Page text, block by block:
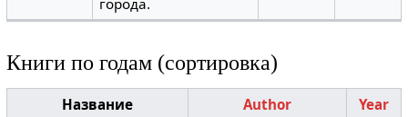
города.
Книги по годам (сортировка)
Название Author
Year